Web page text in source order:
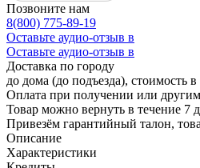
Позвоните нам
8(800) 775-89-19
Оставьте аудио-отзыв в
Оставьте аудио-отзыв в
Доставка по городу
до дома (до подъезда), стоимость в
Оплата при получении или другим
Товар можно вернуть в течение 7
Привезём гарантийный талон,
Описание
Характеристики